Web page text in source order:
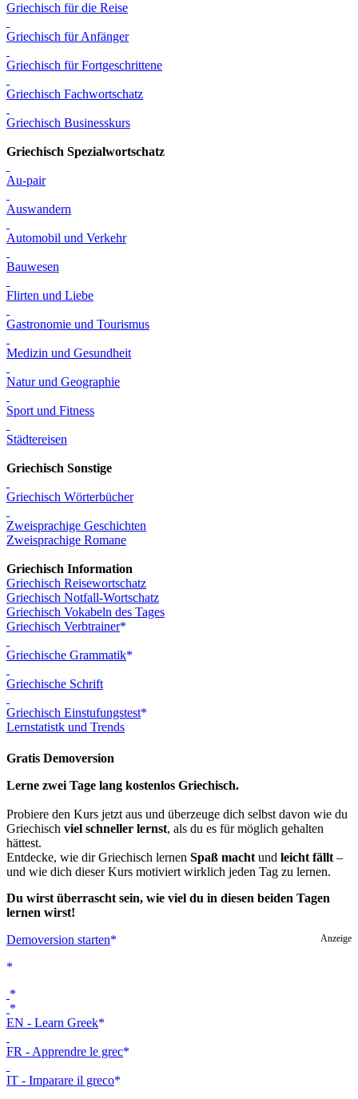
Griechisch für die Reise
Griechisch für Anfänger
Griechisch für Fortgeschrittene
Griechisch Fachwortschatz
Griechisch Businesskurs
Griechisch Spezialwortschatz
Au-pair
Auswandern
Automobil und Verkehr
Bauwesen
Flirten und Liebe
Gastronomie und Tourismus
Medizin und Gesundheit
Natur und Geographie
Sport und Fitness
Städtereisen
Griechisch Sonstige
Griechisch Wörterbücher
Zweisprachige Geschichten
Zweisprachige Romane
Griechisch Information
Griechisch Reisewortschatz
Griechisch Notfall-Wortschatz
Griechisch Vokabeln des Tages
Griechisch Verbtrainer
Griechische Grammatik
Griechische Schrift
Griechisch Einstufungstest
Lernstatistk und Trends
Gratis Demoversion
Lerne zwei Tage lang kostenlos Griechisch.
Probiere den Kurs jetzt aus und überzeuge dich selbst davon wie du
Griechisch viel schneller lernst, als du es für möglich gehalten
hättest.
Entdecke, wie dir Griechisch lernen Spaß macht und leicht fällt –
und wie dich dieser Kurs motiviert wirklich jeden Tag zu lernen.
Du wirst überrascht sein, wie viel du in diesen beiden Tagen
lernen wirst!
Anzeige
Demoversion starten
EN - Learn Greek
FR - Apprendre le grec
IT - Imparare il greco